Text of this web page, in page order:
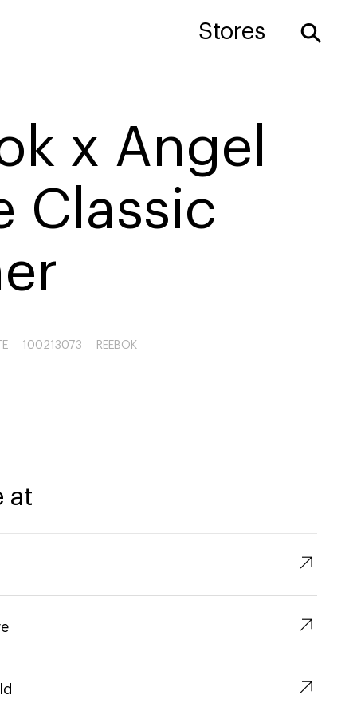
Stores ⚲
x Angel
Classic
100213073 REEBOK
at
↗︎
↗︎
↗︎